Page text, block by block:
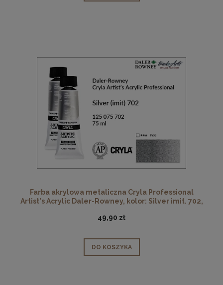
Farba akrylowa metaliczna Cryla Professional
Artist's Acrylic Daler-Rowney, kolor: Silver imit. 702,
49,90 zł
DO KOSZYKA